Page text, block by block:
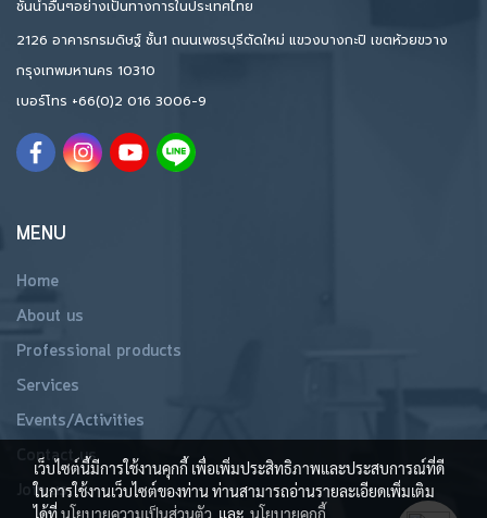
ชั้นนำอื่นๆอย่างเป็นทางการในประเทศไทย
2126 อาคารกรมดิษฐ์ ชั้น1 ถนนเพชรบุรีตัดใหม่ แขวงบางกะปิ เขตห้วยขวาง
กรุงเทพมหานคร 10310
เบอร์โทร +66(0)2 016 3006-9
MENU
Home
About us
Professional products
Services
Events/Activities
Contact us
Join us
เว็บไซต์นี้มีการใช้งานคุกกี้ เพื่อเพิ่มประสิทธิภาพและประสบการณ์ที่ดี
ในการใช้งานเว็บไซต์ของท่าน ท่านสามารถอ่านรายละเอียดเพิ่มเติม
ได้ที่นโยบายความเป็นส่วนตัว และ นโยบายคุกกี้